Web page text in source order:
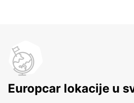
Europcar lokacije u